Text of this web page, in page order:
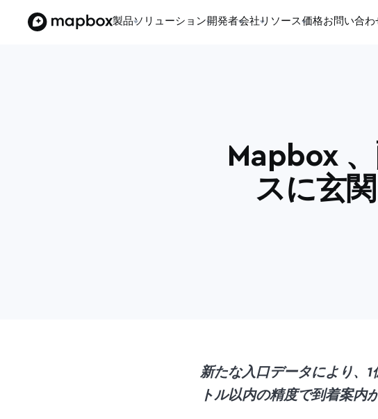
製品ソリューション開発者会社リソース価格お問い合わ
Mapbox
スに玄
新たな入口データにより、
トル以内の精度で到着案内